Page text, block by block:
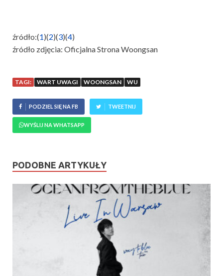
źródło:(1)(2)(3)(4)
źródło zdjęcia: Oficjalna Strona Woongsan
TAGI: WART UWAGI WOONGSAN WU
PODZIEL SIĘ NA FB TWEETNIJ
WYŚLIJ NA WHATSAPP
PODOBNE ARTYKUŁY